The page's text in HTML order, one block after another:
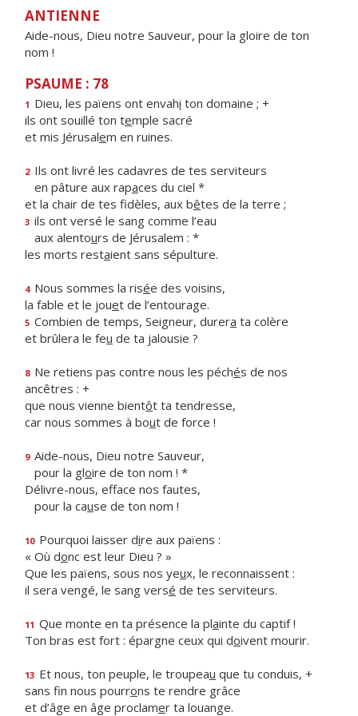
ANTIENNE
Aide-nous, Dieu notre Sauveur, pour la gloire de ton
nom !
PSAUME : 78
1 Dieu, les païens ont envahi ton domaine ; +
ils ont souillé ton temple sacré
et mis Jérusalem en ruines.
2 Ils ont livré les cadavres de tes serviteurs
en pâture aux rapaces du ciel *
et la chair de tes fidèles, aux bêtes de la terre ;
3 ils ont versé le sang comme l’eau
aux alentours de Jérusalem : *
les morts restaient sans sépulture.
4 Nous sommes la risée des voisins,
la fable et le jouet de l’entourage.
5 Combien de temps, Seigneur, durera ta colère
et brûlera le feu de ta jalousie ?
8 Ne retiens pas contre nous les péchés de nos
ancêtres : +
que nous vienne bientôt ta tendresse,
car nous sommes à bout de force !
9 Aide-nous, Dieu notre Sauveur,
pour la gloire de ton nom ! *
Délivre-nous, efface nos fautes,
pour la cause de ton nom !
10 Pourquoi laisser dire aux païens :
« Où donc est leur Dieu ? »
Que les païens, sous nos yeux, le reconnaissent :
il sera vengé, le sang versé de tes serviteurs.
11 Que monte en ta présence la plainte du captif !
Ton bras est fort : épargne ceux qui doivent mourir.
13 Et nous, ton peuple, le troupeau que tu conduis, +
sans fin nous pourrons te rendre grâce
et d’âge en âge proclamer ta louange.